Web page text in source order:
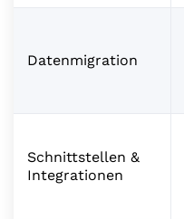
Datenmigration
Schnittstellen &
Integrationen